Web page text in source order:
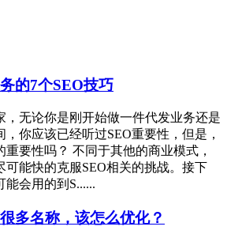
的7个SEO技巧
，无论你是刚开始做一件代发业务还是
你应该已经听过SEO重要性，但是，
要性吗？ 不同于其他的商业模式，
可能快的克服SEO相关的挑战。接下
会用的到S......
多名称，该怎么优化？